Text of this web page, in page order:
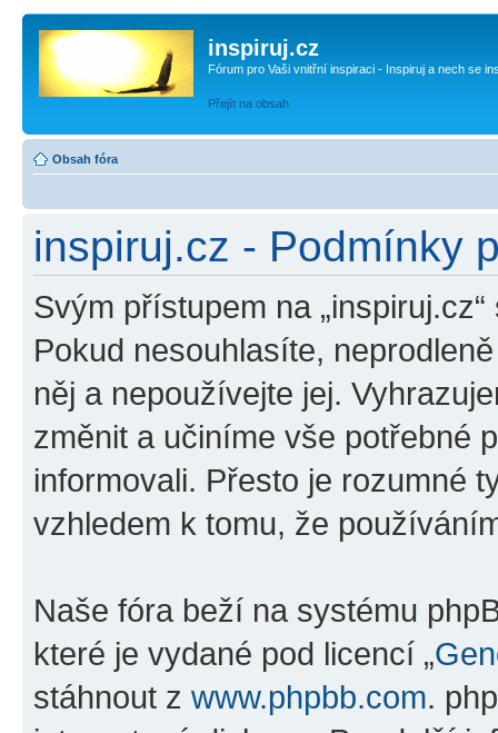
inspiruj.cz
Fórum pro Vaši vnitřní inspiraci - Inspiruj a nech se
Přejít na obsah
Obsah fóra
inspiruj.cz - Podmínky
Svým přístupem na
Pokud nesouhlasíte,
něj a nepoužívejte jej.
změnit a učiníme vše potřebné
informovali. Přesto je rozumné
vzhledem k tomu, že
Naše fóra beží na systému
které je vydané pod licencí „
stáhnout z www.phpbb.com.